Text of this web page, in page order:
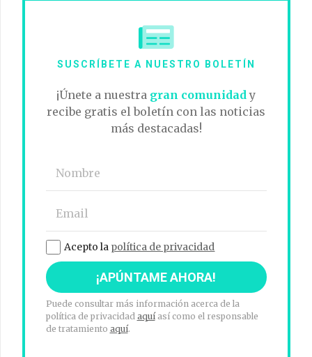
SUSCRÍBETE A NUESTRO BOLETÍN
¡Únete a nuestra gran comunidad y
recibe gratis el boletín con las noticias
más destacadas!
Acepto la política de privacidad
Puede consultar más información acerca de la
política de privacidad aquíasí como el responsable
de tratamiento aquí.